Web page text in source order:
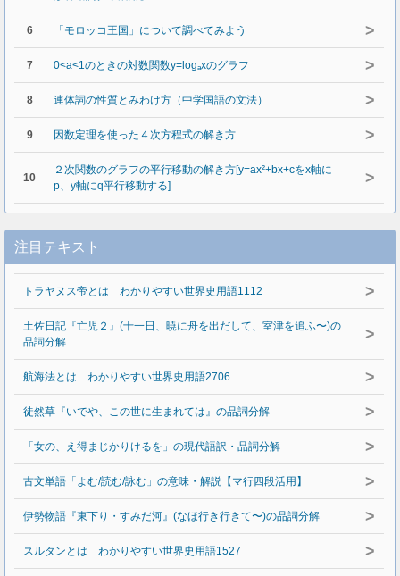
6 「モロッコ王国」について調べてみよう >
7 0<a<1のときの対数関数y=logₐxのグラフ >
8 連体詞の性質とみわけ方（中学国語の文法） >
9 因数定理を使った４次方程式の解き方 >
10
２次関数のグラフの平行移動の解き方[y=ax²+bx+cをx軸に
p、y軸にq平行移動する]
>
注目テキスト
トラヤヌス帝とは わかりやすい世界史用語1112 >
土佐日記『亡児２』(十一日、暁に舟を出だして、室津を追ふ〜)の
品詞分解
>
航海法とは わかりやすい世界史用語2706 >
徒然草『いでや、この世に生まれては』の品詞分解 >
「女の、え得まじかりけるを」の現代語訳・品詞分解 >
古文単語「よむ/読む/詠む」の意味・解説【マ行四段活用】 >
伊勢物語『東下り・すみだ河』(なほ行き行きて〜)の品詞分解 >
スルタンとは わかりやすい世界史用語1527 >